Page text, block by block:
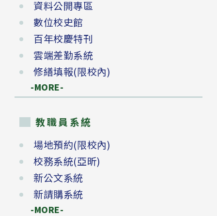
資料公開專區
數位校史館
百年校慶特刊
雲端差勤系統
修繕填報(限校內)
-MORE-
教職員系統
場地預約(限校內)
校務系統(亞昕)
新公文系統
新請購系統
-MORE-